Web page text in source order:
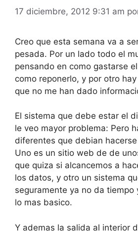
17 diciembre, 2012 9:31 am
Creo que esta semana va a
pesada. Por un lado todo el
pensando en como gastarse
como reponerlo, y por otro
que no me han dado
El sistema que debe estar el
le veo mayor problema: Pero
diferentes que debian
Uno es un sitio web de de
que quiza si alcancemos a
los datos, y otro un sistema
seguramente ya no da tiempo
lo mas basico.
Y ademas la salida al interior